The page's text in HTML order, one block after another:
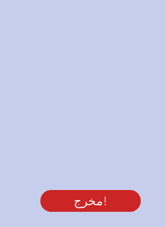
مخرج!